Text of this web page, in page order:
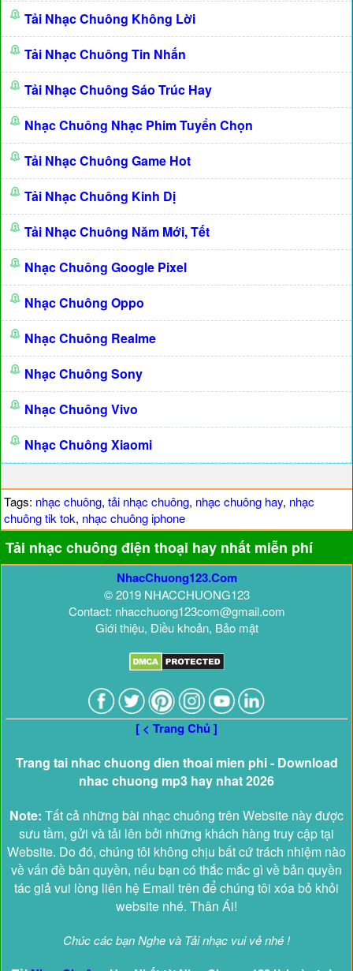
Tải Nhạc Chuông Không Lời
Tải Nhạc Chuông Tin Nhắn
Tải Nhạc Chuông Sáo Trúc Hay
Nhạc Chuông Nhạc Phim Tuyển Chọn
Tải Nhạc Chuông Game Hot
Tải Nhạc Chuông Kinh Dị
Tải Nhạc Chuông Năm Mới, Tết
Nhạc Chuông Google Pixel
Nhạc Chuông Oppo
Nhạc Chuông Realme
Nhạc Chuông Sony
Nhạc Chuông Vivo
Nhạc Chuông Xiaomi
Tags: nhạc chuông, tải nhạc chuông, nhạc chuông hay, nhạc
chuông tik tok, nhạc chuông iphone
Tải nhạc chuông điện thoại hay nhất miễn phí
NhacChuong123.Com
© 2019 NHACCHUONG123
Contact: nhacchuong123com@gmail.com
Giới thiệu, Điều khoản, Bảo mật
[ < Trang Chủ ]
Trang tai nhac chuong dien thoai mien phi - Download
nhac chuong mp3 hay nhat 2026
Note: Tất cả những bài nhạc chuông trên Website này được
sưu tầm, gửi và tải lên bởi những khách hàng truy cập tại
Website. Do đó, chúng tôi không chịu bất cứ trách nhiệm nào
về vấn đề bản quyền, nếu bạn có thắc mắc gì về bản quyền
tác giả vui lòng liên hệ Email trên để chúng tôi xóa bỏ khỏi
website nhé. Thân Ái!
Chúc các bạn Nghe và Tải nhạc vui vẻ nhé !